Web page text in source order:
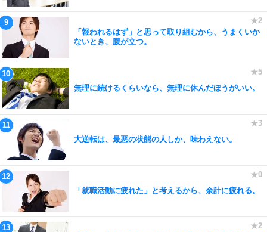
「報われるはず」と思って取り組むから、うまくいか
ないとき、腹が立つ。
無理に続けるくらいなら、無理に休んだほうがいい。
大逆転は、最悪の状態の人しか、味わえない。
「就職活動に疲れた」と考えるから、余計に疲れる。